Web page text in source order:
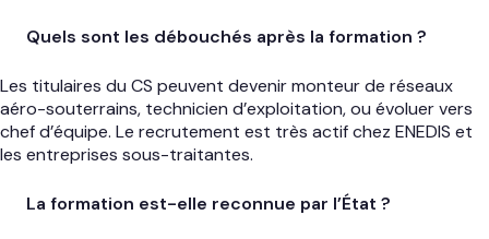
Quels sont les débouchés après la formation ?
Les titulaires du CS peuvent devenir monteur de réseaux
aéro-souterrains, technicien d’exploitation, ou évoluer vers
chef d’équipe. Le recrutement est très actif chez ENEDIS et
les entreprises sous-traitantes.
La formation est-elle reconnue par l’État ?